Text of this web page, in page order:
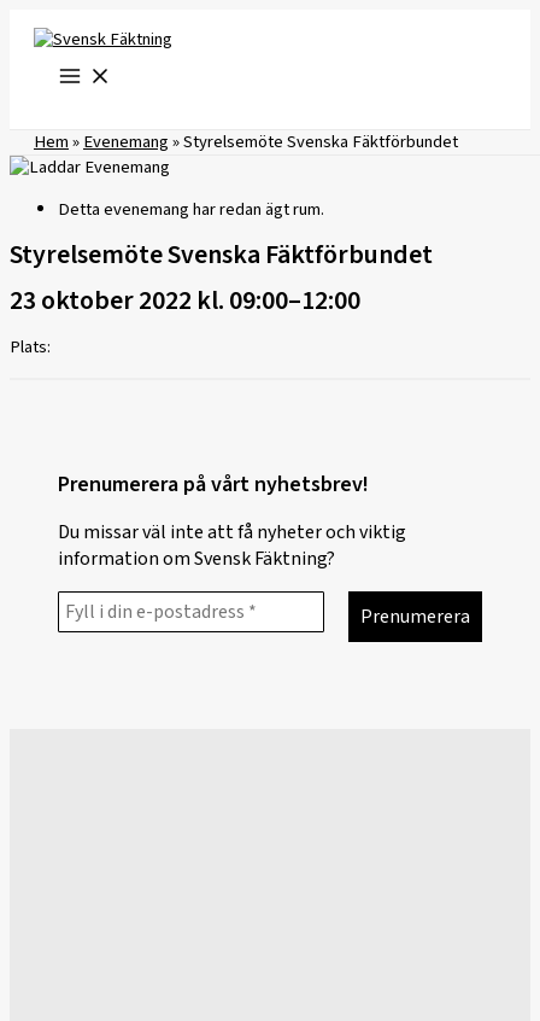
innehåll
Hem»Evenemang»Styrelsemöte Svenska Fäktförbundet
Detta evenemang har redan ägt rum.
Styrelsemöte Svenska Fäktförbundet
23 oktober 2022 kl. 09:00–12:00
Plats:
Prenumerera på vårt nyhetsbrev!
Du missar väl inte att få nyheter och viktig
information om Svensk Fäktning?